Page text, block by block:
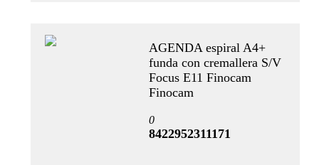
AGENDA espiral A4+
funda con cremallera S/V
Focus E11 Finocam
Finocam
0
8422952311171